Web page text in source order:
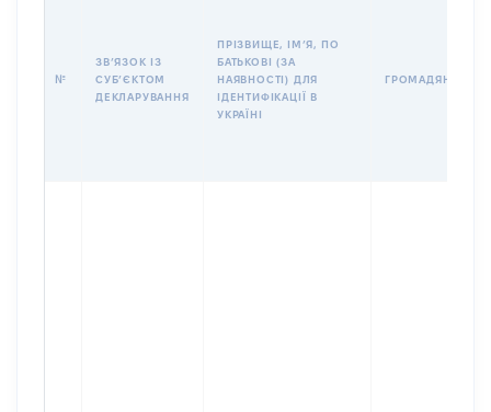
№
ЗВʼЯЗОК ІЗ
СУБʼЄКТОМ
ДЕКЛАРУВАННЯ
ПРІЗВИЩЕ, ІМʼЯ, ПО
БАТЬКОВІ (ЗА
НАЯВНОСТІ) ДЛЯ
ІДЕНТИФІКАЦІЇ В
УКРАЇНІ
ГРОМАДЯНСТВО